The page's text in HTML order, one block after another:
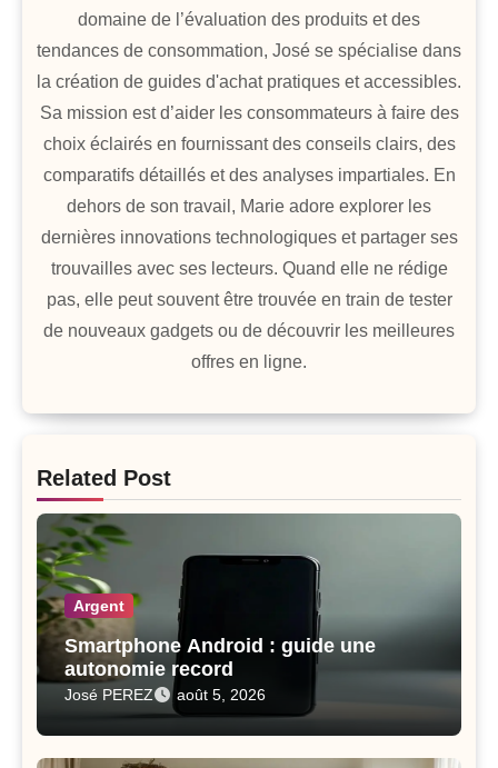
domaine de l’évaluation des produits et des
tendances de consommation, José se spécialise dans
la création de guides d'achat pratiques et accessibles.
Sa mission est d’aider les consommateurs à faire des
choix éclairés en fournissant des conseils clairs, des
comparatifs détaillés et des analyses impartiales. En
dehors de son travail, Marie adore explorer les
dernières innovations technologiques et partager ses
trouvailles avec ses lecteurs. Quand elle ne rédige
pas, elle peut souvent être trouvée en train de tester
de nouveaux gadgets ou de découvrir les meilleures
offres en ligne.
Related Post
Argent
Smartphone Android : guide une
autonomie record
José PEREZ août 5, 2026